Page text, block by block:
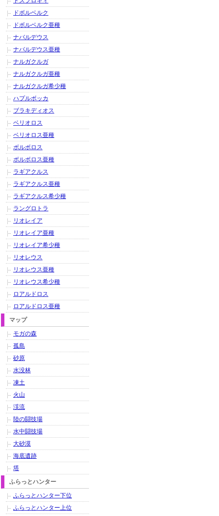
ドボルベルク
ドボルベルク亜種
ナバルデウス
ナバルデウス亜種
ナルガクルガ
ナルガクルガ亜種
ナルガクルガ希少種
ハプルボッカ
ブラキディオス
ベリオロス
ベリオロス亜種
ボルボロス
ボルボロス亜種
ラギアクルス
ラギアクルス亜種
ラギアクルス希少種
ラングロトラ
リオレイア
リオレイア亜種
リオレイア希少種
リオレウス
リオレウス亜種
リオレウス希少種
ロアルドロス
ロアルドロス亜種
マップ
モガの森
孤島
砂原
水没林
凍土
火山
渓流
陸の闘技場
水中闘技場
大砂漠
海底遺跡
塔
ふらっとハンター
ふらっとハンター下位
ふらっとハンター上位